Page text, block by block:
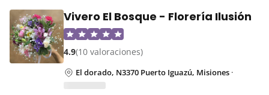
Vivero El Bosque - Florería Ilusión
4.9(10 valoraciones)
El dorado, N3370 Puerto Iguazú, Misiones ·